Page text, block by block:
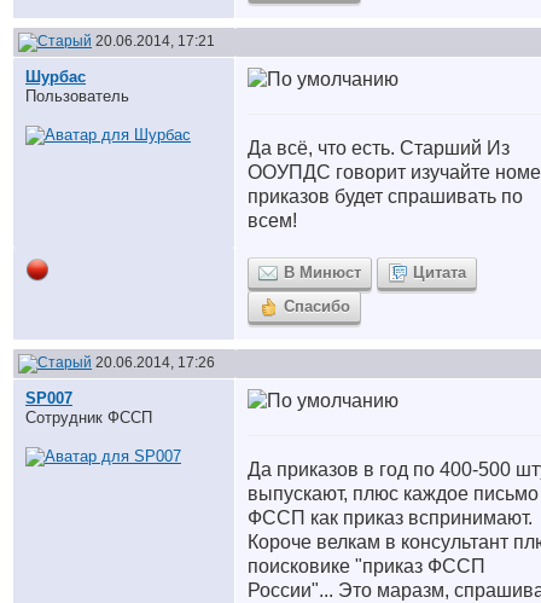
20.06.2014, 17:21
Шурбас
Пользователь
Да всё, что есть. Старший Из
ООУПДС говорит изучайте
приказов будет спрашивать по
всем!
В Минюст
Цитата
Спасибо
20.06.2014, 17:26
SP007
Сотрудник ФССП
Да приказов в год по 400-500
выпускают, плюс каждое письмо
ФССП как приказ вспринимают.
Короче велкам в консультант
поисковике "приказ ФССП
России"... Это маразм,